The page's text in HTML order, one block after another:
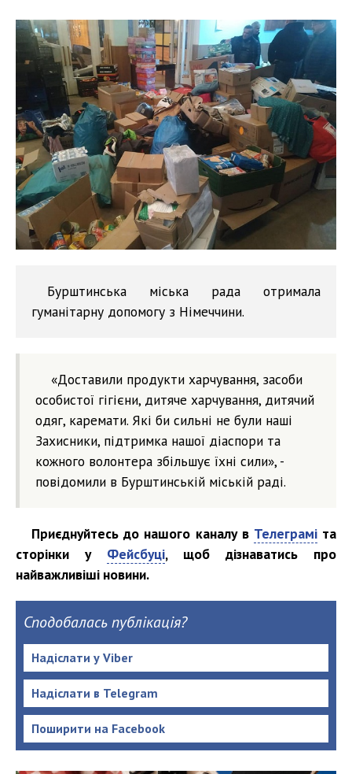
Бурштинська міська рада отримала
гуманітарну допомогу з Німеччини.
«Доставили продукти харчування, засоби
особистої гігієни, дитяче харчування, дитячий
одяг, каремати. Які би сильні не були наші
Захисники, підтримка нашої діаспори та
кожного волонтера збільшує їхні сили», -
повідомили в Бурштинській міській раді.
Приєднуйтесь до нашого каналу в Телеграміта
сторінки у Фейсбуці, щоб дізнаватись про
найважливіші новини.
Сподобалась публікація?
Надіслати у Viber
Надіслати в Telegram
Поширити на Facebook